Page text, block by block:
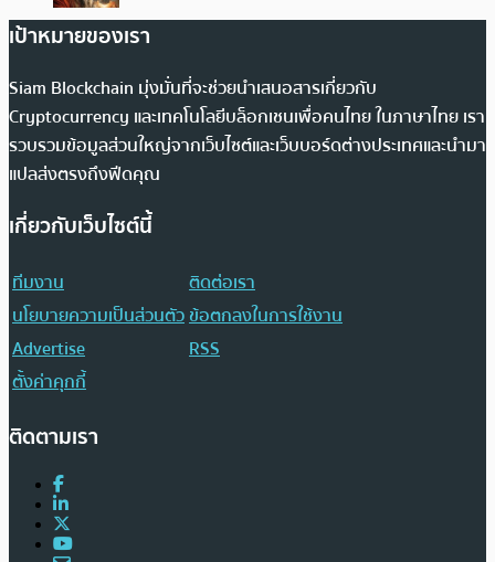
เป้าหมายของเรา
Siam Blockchain มุ่งมั่นที่จะช่วยนำเสนอสารเกี่ยวกับ
Cryptocurrency และเทคโนโลยีบล็อกเชนเพื่อคนไทย ในภาษาไทย เรา
รวบรวมข้อมูลส่วนใหญ่จากเว็บไซต์และเว็บบอร์ดต่างประเทศและนำมา
แปลส่งตรงถึงฟีดคุณ
เกี่ยวกับเว็บไซต์นี้
ทีมงาน
ติดต่อเรา
นโยบายความเป็นส่วนตัวข้อตกลงในการใช้งาน
Advertise
RSS
ตั้งค่าคุกกี้
ติดตามเรา